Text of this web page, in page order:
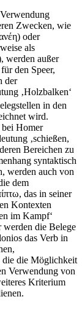
Zwecken, wie
έη) oder
als
werden außer
den Speer,
der
‚Holzbalken‘
in den
wird.
Homer
‚schießen,
Bereichen zu
syntaktisch
werden auch von
dem
ίπτω, das in seiner
Kontexten
im Kampf‘
werden die Belege
das Verb in
die die Möglichkeit
Verwendung von
Kriterium